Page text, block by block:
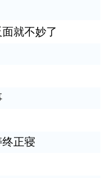
就不妙了
正寝